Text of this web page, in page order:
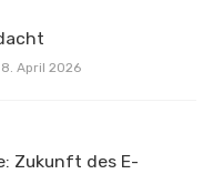
8. April 2026
Zukunft des E-